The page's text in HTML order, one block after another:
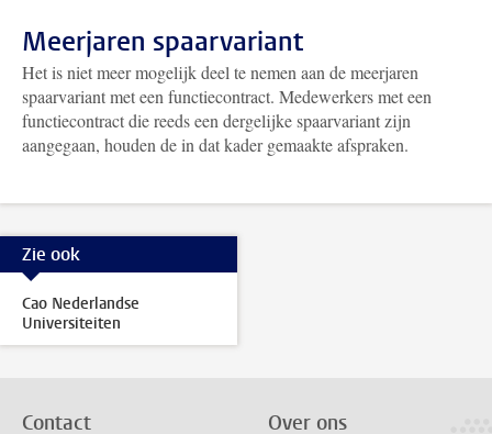
Meerjaren spaarvariant
Het is niet meer mogelijk deel te nemen aan de meerjaren
spaarvariant met een functiecontract. Medewerkers met een
functiecontract die reeds een dergelijke spaarvariant zijn
aangegaan, houden de in dat kader gemaakte afspraken.
Zie ook
Cao Nederlandse
Universiteiten
Contact Over ons